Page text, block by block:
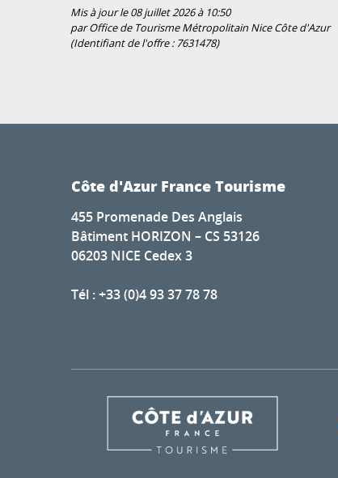
Mis à jour le 08 juillet 2026 à 10:50
par Office de Tourisme Métropolitain Nice Côte d'Azur
(Identifiant de l'offre : 7631478)
Côte d'Azur France Tourisme
455 Promenade Des Anglais
Bâtiment HORIZON – CS 53126
06203 NICE Cedex 3
Tél : +33 (0)4 93 37 78 78